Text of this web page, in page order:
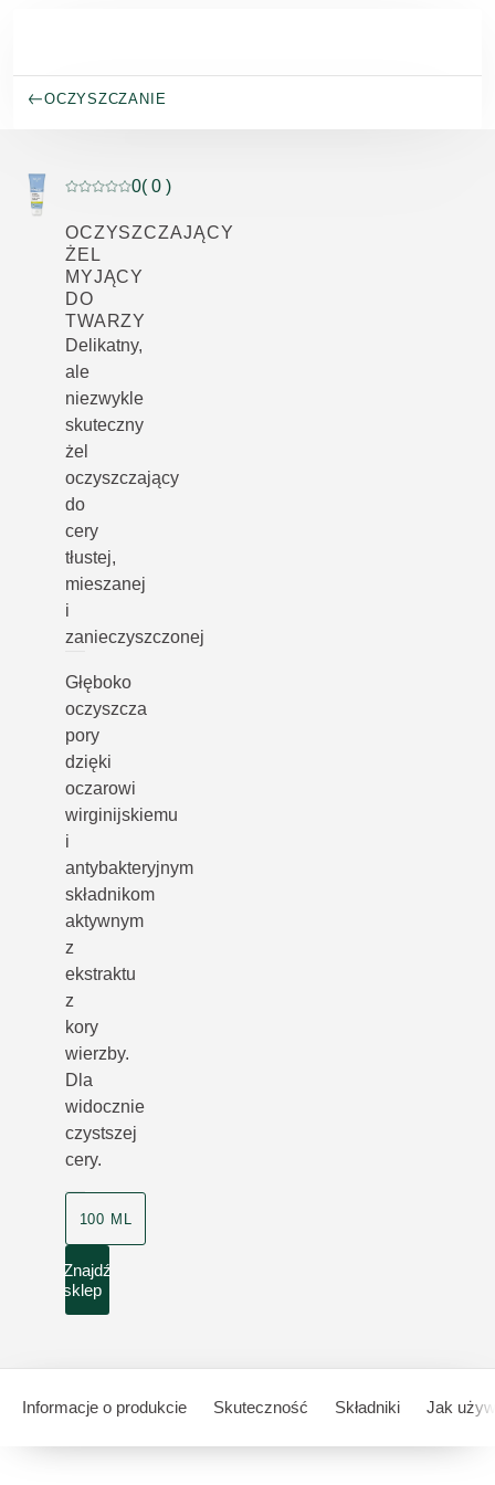
OCZYSZCZANIE
Current rating: 0 out of 5 stars rated by 0 customers
0( 0 )
OCZYSZCZAJĄCY
ŻEL
MYJĄCY
DO
TWARZY
Delikatny,
ale
niezwykle
skuteczny
żel
oczyszczający
do
cery
tłustej,
mieszanej
i
zanieczyszczonej
Głęboko
oczyszcza
pory
dzięki
oczarowi
wirginijskiemu
i
antybakteryjnym
składnikom
aktywnym
z
ekstraktu
z
kory
wierzby.
Dla
widocznie
czystszej
cery.
100 ML
Znajdź
sklep
Informacje o produkcie Skuteczność Składniki Jak